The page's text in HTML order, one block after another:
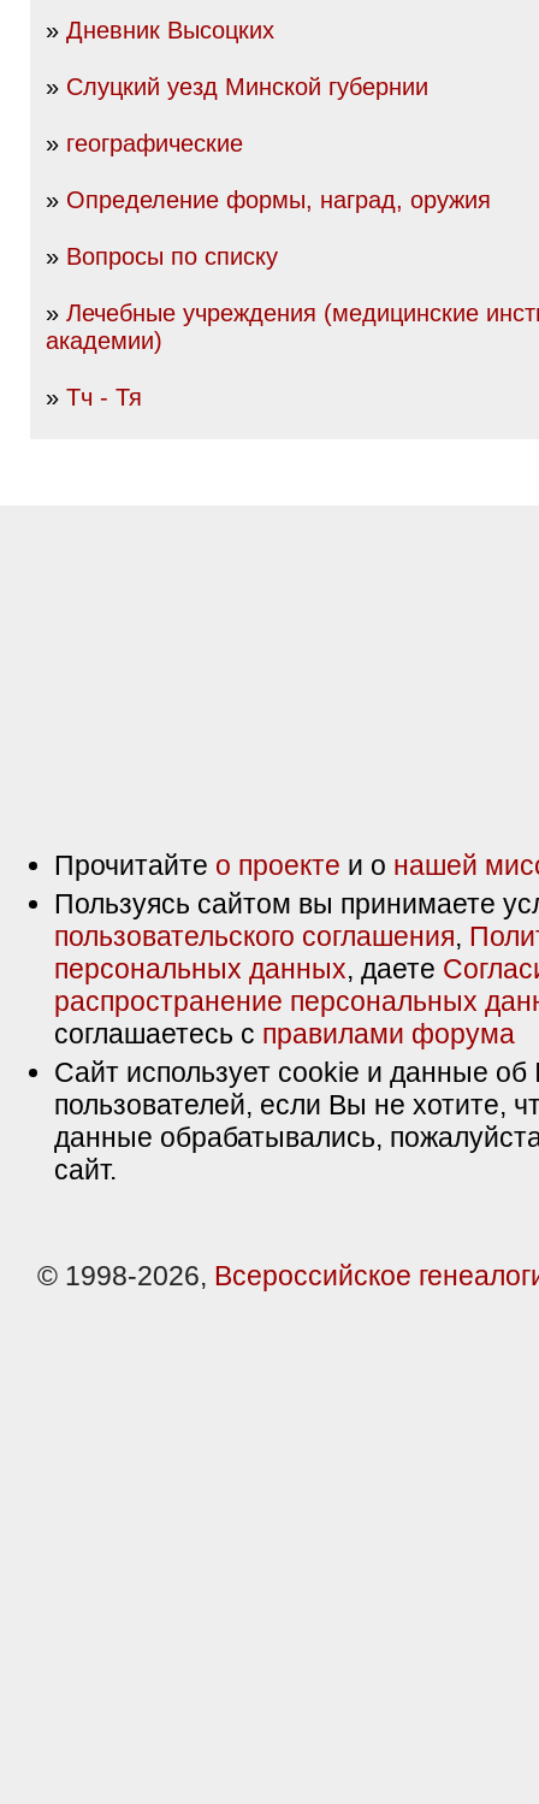
» Дневник Высоцких
» Слуцкий уезд Минской губернии
» географические
» Определение формы, наград, оружия
» Вопросы по списку
» Лечебные учреждения (медицинские
академии)
» Тч - Тя
Прочитайте о проекте и о нашей
Пользуясь сайтом вы принимаете
пользовательского соглашения,
персональных данных, даете
распространение персональных
соглашаетесь с правилами форума
Сайт использует cookie и данные об
пользователей, если Вы не хотите,
данные обрабатывались,
сайт.
© 1998-2026, Всероссийское